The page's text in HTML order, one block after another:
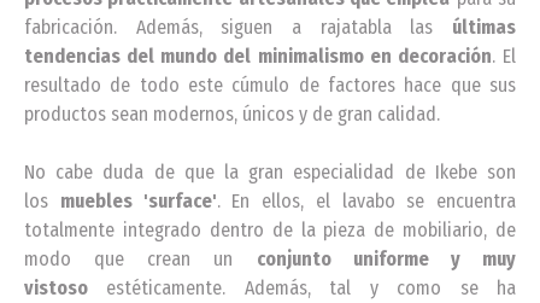
fabricación. Además, siguen a rajatabla las últimas
tendencias del mundo del minimalismo en decoración. El
resultado de todo este cúmulo de factores hace que sus
productos sean modernos, únicos y de gran calidad.
No cabe duda de que la gran especialidad de Ikebe son
los muebles 'surface'. En ellos, el lavabo se encuentra
totalmente integrado dentro de la pieza de mobiliario, de
modo que crean un conjunto uniforme y muy
vistoso estéticamente. Además, tal y como se ha